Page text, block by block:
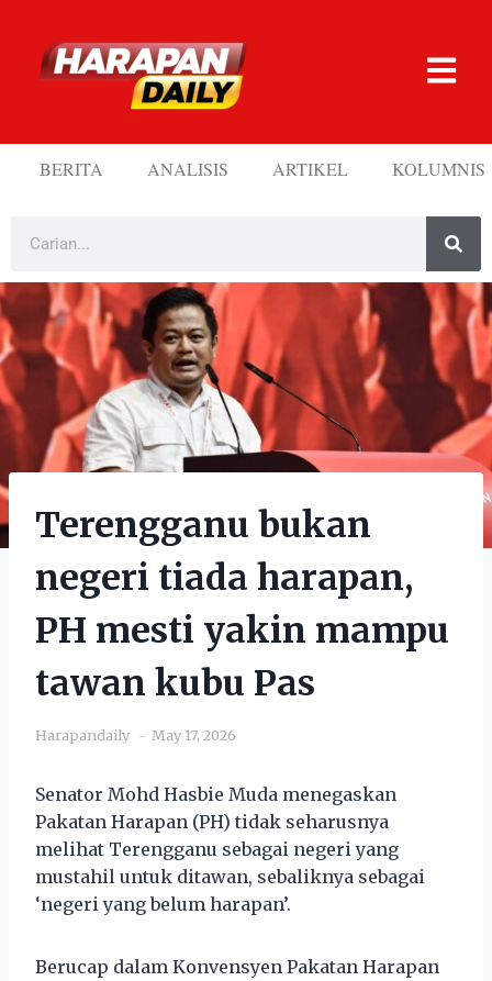
BERITA ANALISIS ARTIKEL KOLUMNIS
Terengganu bukan
negeri tiada harapan,
PH mesti yakin mampu
tawan kubu Pas
Harapandaily May 17, 2026
Senator Mohd Hasbie Muda menegaskan
Pakatan Harapan (PH) tidak seharusnya
melihat Terengganu sebagai negeri yang
mustahil untuk ditawan, sebaliknya sebagai
‘negeri yang belum harapan’.
Berucap dalam Konvensyen Pakatan Harapan